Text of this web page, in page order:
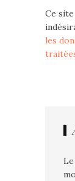
Ce
les